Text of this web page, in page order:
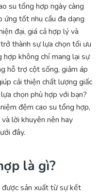
su tổng hợp ngày càng
ứng tốt nhu cầu đa dạng
đại, giá cả hợp lý và
thành sự lựa chọn tối ưu
hợp không chỉ mang lại sự
hỗ trợ cột sống, giảm áp
cải thiện chất lượng giấc
chọn phù hợp với bạn?
đệm cao su tổng hợp,
lời khuyên nên hay
đây.
là gì?
sản xuất từ sự kết